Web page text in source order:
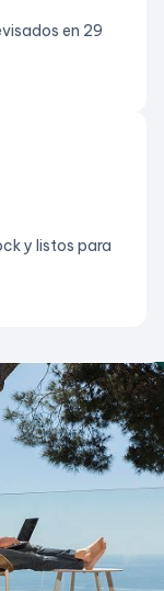
en 29
y listos para